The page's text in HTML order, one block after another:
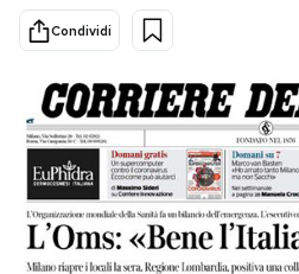
Scienza
Cultura
Economia
Sport
PODCAST
Condividi